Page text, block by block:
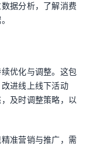
据分析，了解消费
优化与调整。这包
进线上线下活动
及时调整策略，以
准营销与推广，需